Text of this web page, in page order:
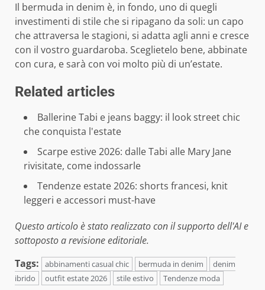
Il bermuda in denim è, in fondo, uno di quegli
investimenti di stile che si ripagano da soli: un capo
che attraversa le stagioni, si adatta agli anni e cresce
con il vostro guardaroba. Sceglietelo bene, abbinate
con cura, e sarà con voi molto più di un’estate.
Related articles
Ballerine Tabi e jeans baggy: il look street chic
che conquista l'estate
Scarpe estive 2026: dalle Tabi alle Mary Jane
rivisitate, come indossarle
Tendenze estate 2026: shorts francesi, knit
leggeri e accessori must-have
Questo articolo è stato realizzato con il supporto dell'AI e
sottoposto a revisione editoriale.
Tags:
abbinamenti casual chic bermuda in denim
denim
ibrido
outfit estate 2026 stile estivo Tendenze moda